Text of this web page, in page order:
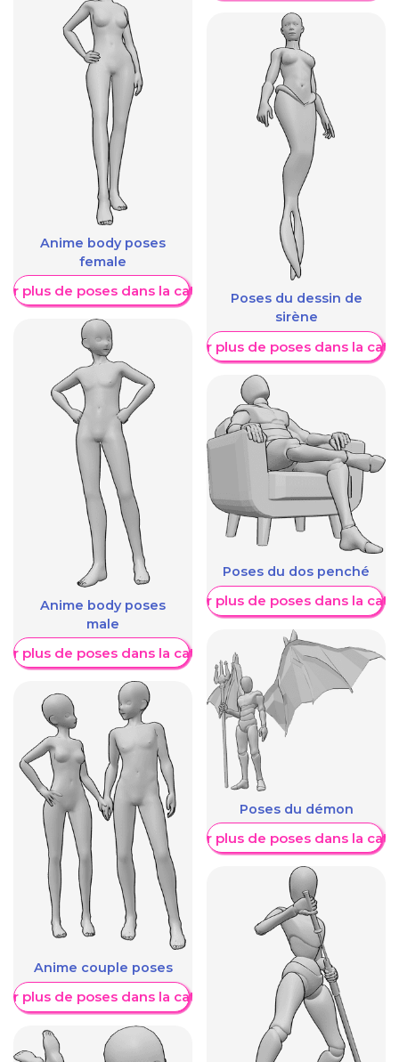
Anime body poses
female
plus de poses dans la catégorie
Anime body poses
male
plus de poses dans la catégorie
Anime couple poses
plus de poses dans la catégorie
Poses du dessin de
sirène
Afficher plus de poses dans la
Poses du dos penché
Afficher plus de poses dans la
Poses du démon
Afficher plus de poses dans la